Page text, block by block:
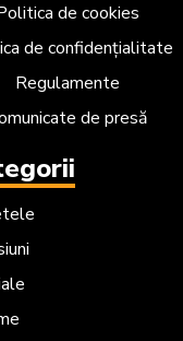
de cookies
de confidențialitate
Regulamente
de presă